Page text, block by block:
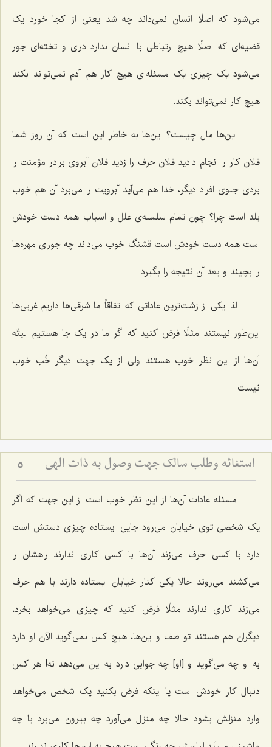
می‌شود که اصلًا انسان نمی‌داند چه شد یعنی از کجا خورد یک
قضیه‌ای که اصلًا هیچ ارتباطی با انسان ندارد دری و تخته‌ای جور
می‌شود یک چیزی یک مسئله‌ای هیچ کار هم آدم نمی‌تواند بکند
هیچ کار نمی‌تواند بکند.
این‌ها مال چیست؟ این‌ها به خاطر این است که آن روز شما
فلان کار را انجام دادید فلان حرف را زدید فلان آبروی برادر مؤمنت را
بردی جلوی افراد دیگر، خدا هم می‌آید آبرویت را می‌برد آن هم خوب
بلد است چرا؟ چون تمام سلسله‌ی علل و اسباب همه دست خودش
است همه دست خودش است قشنگ خوب می‌داند چه جوری مهره‌ها
را بچیند و بعد آن نتیجه را بگیرد.
لذا یکی از زشت‌ترین عاداتی که اتفاقاً ما شرقی‌ها داریم غربی‌ها
این‌طور نیستند مثلًا فرض کنید که اگر ما در یک جا هستیم البتّه
آن‌ها از این نظر خوب هستند ولی از یک جهت دیگر خُب خوب
نیست‌
استغاثه وطلب سالک جهت وصول به ذات الهی 5
مسئله عادات آن‌ها از این نظر خوب است از این جهت که اگر
یک شخصی توی خیابان می‌رود جایی ایستاده چیزی دستش است
دارد با کسی حرف می‌زند آن‌ها با کسی کاری ندارند راهشان را
می‌کشند می‌روند حالا یکی کنار خیابان ایستاده دارند با هم حرف
می‌زند کاری ندارند مثلًا فرض کنید که چیزی می‌خواهد بخرد،
دیگران هم هستند تو صف و این‌ها، هیچ کس نمی‌گوید الآن او دارد
به او چه می‌گوید و [او] چه جوابی دارد به این می‌دهد نه! هر کس
دنبال کار خودش است یا اینکه فرض بکنید یک شخص می‌خواهد
وارد منزلش بشود حالا چه منزل می‌آورد چه بیرون می‌برد با چه